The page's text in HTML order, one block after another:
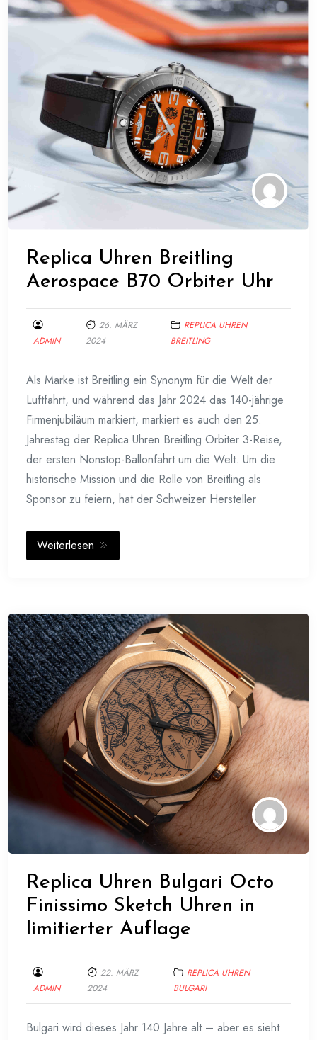
Replica Uhren Breitling
Aerospace B70 Orbiter Uhr
ADMIN
26. MÄRZ
2024
REPLICA UHREN
BREITLING
Als Marke ist Breitling ein Synonym für die Welt der
Luftfahrt, und während das Jahr 2024 das 140-jährige
Firmenjubiläum markiert, markiert es auch den 25.
Jahrestag der Replica Uhren Breitling Orbiter 3-Reise,
der ersten Nonstop-Ballonfahrt um die Welt. Um die
historische Mission und die Rolle von Breitling als
Sponsor zu feiern, hat der Schweizer Hersteller
Weiterlesen
Replica Uhren Bulgari Octo
Finissimo Sketch Uhren in
limitierter Auflage
ADMIN
22. MÄRZ
2024
REPLICA UHREN
BULGARI
Bulgari wird dieses Jahr 140 Jahre alt – aber es sieht